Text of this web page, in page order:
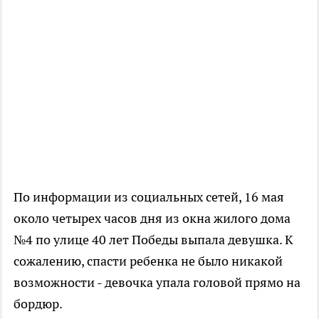
По информации из социальных сетей, 16 мая
около четырех часов дня из окна жилого дома
№4 по улице 40 лет Победы выпала девушка. К
сожалению, спасти ребенка не было никакой
возможности - девочка упала головой прямо на
бордюр.